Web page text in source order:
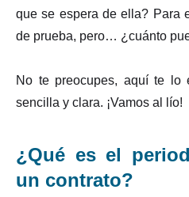
que se espera de ella? Para
de prueba, pero… ¿cuánto
No te preocupes, aquí te lo
sencilla y clara. ¡Vamos al lío!
¿Qué es el
un contrato?